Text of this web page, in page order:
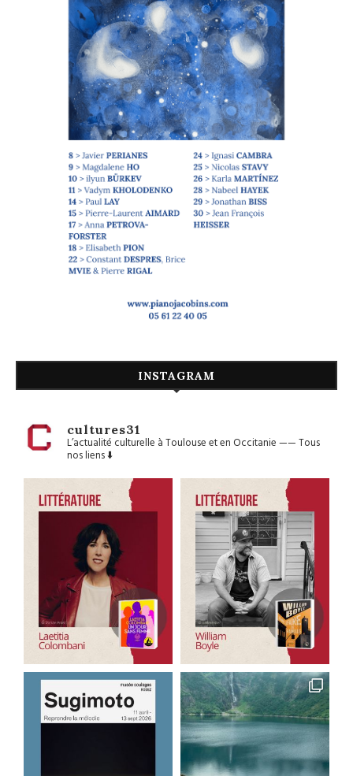
INSTAGRAM
cultures31
L’actualité culturelle à Toulouse et en Occitanie——Tous
nos liens ⬇️